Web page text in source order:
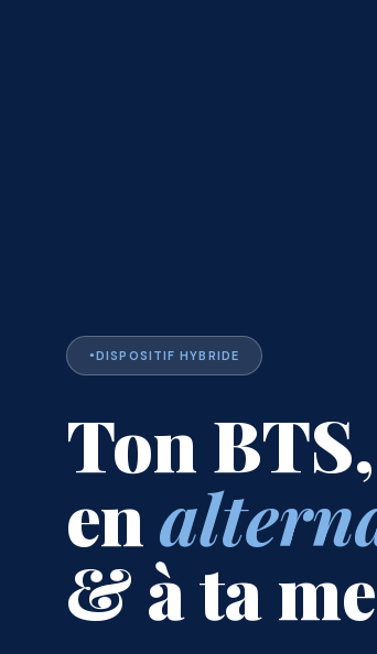
DISPOSITIF HYBRIDE
Ton BTS,
en
& à ta